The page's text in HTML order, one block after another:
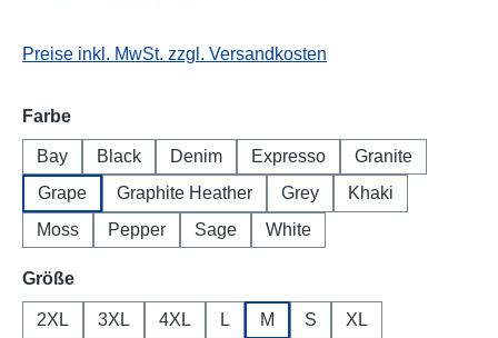
Preise inkl. MwSt. zzgl. Versandkosten
Farbeauswählen
Bay Black Denim Expresso
Granite
Grape
Graphite Heather Grey
Khaki
Moss
Pepper Sage White
Größeauswählen
2XL 3XL 4XL L M S XL